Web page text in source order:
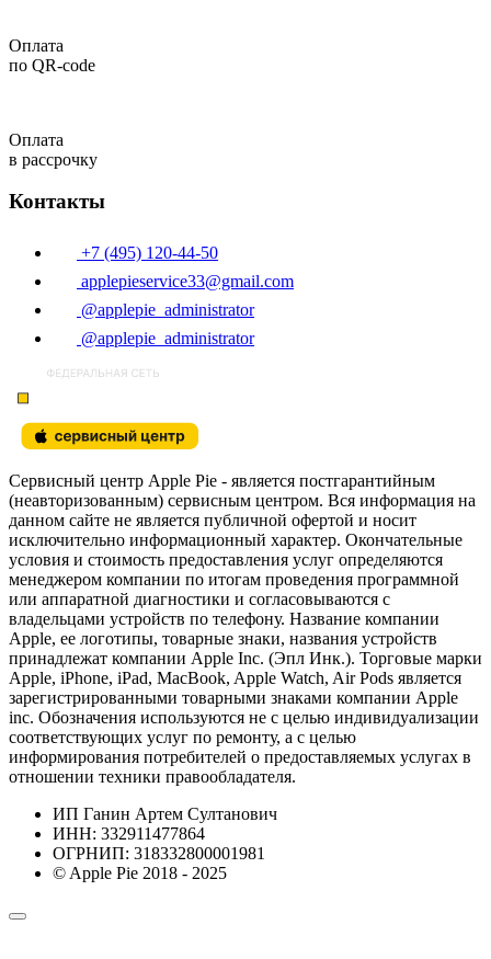
Оплата
по QR-code
Оплата
в рассрочку
Контакты
+7 (495) 120-44-50
applepieservice33@gmail.com
@applepie_administrator
@applepie_administrator
Сервисный центр Apple Pie - является постгарантийным
(неавторизованным) сервисным центром. Вся информация на
данном сайте не является публичной офертой и носит
исключительно информационный характер. Окончательные
условия и стоимость предоставления услуг определяются
менеджером компании по итогам проведения программной
или аппаратной диагностики и согласовываются с
владельцами устройств по телефону. Название компании
Apple, ее логотипы, товарные знаки, названия устройств
принадлежат компании Apple Inc. (Эпл Инк.). Торговые марки
Apple, iPhone, iPad, MacBook, Apple Watch, Air Pods является
зарегистрированными товарными знаками компании Apple
inc. Обозначения используются не с целью индивидуализации
соответствующих услуг по ремонту, а с целью
информирования потребителей о предоставляемых услугах в
отношении техники правообладателя.
ИП Ганин Артем Султанович
ИНН: 332911477864
ОГРНИП: 318332800001981
© Apple Pie 2018 - 2025